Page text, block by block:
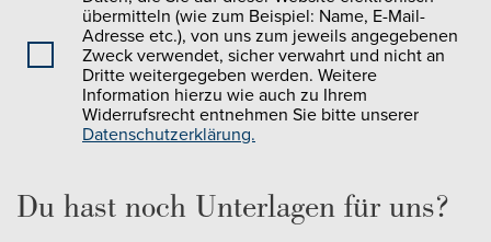
übermitteln (wie zum Beispiel: Name, E-Mail-
Adresse etc.), von uns zum jeweils angegebenen
Zweck verwendet, sicher verwahrt und nicht an
Dritte weitergegeben werden. Weitere
Information hierzu wie auch zu Ihrem
Widerrufsrecht entnehmen Sie bitte unserer
Datenschutzerklärung.
Du hast noch Unterlagen für uns?